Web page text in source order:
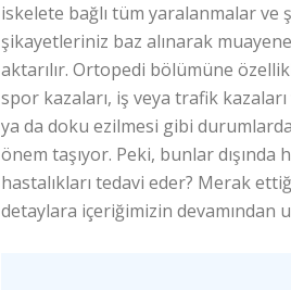
iskelete bağlı tüm yaralanmalar
şikayetleriniz baz alınarak
aktarılır. Ortopedi bölümüne
spor kazaları, iş veya trafik
ya da doku ezilmesi gibi
önem taşıyor. Peki, bunlar
hastalıkları tedavi eder? Merak
detaylara içeriğimizin devamından